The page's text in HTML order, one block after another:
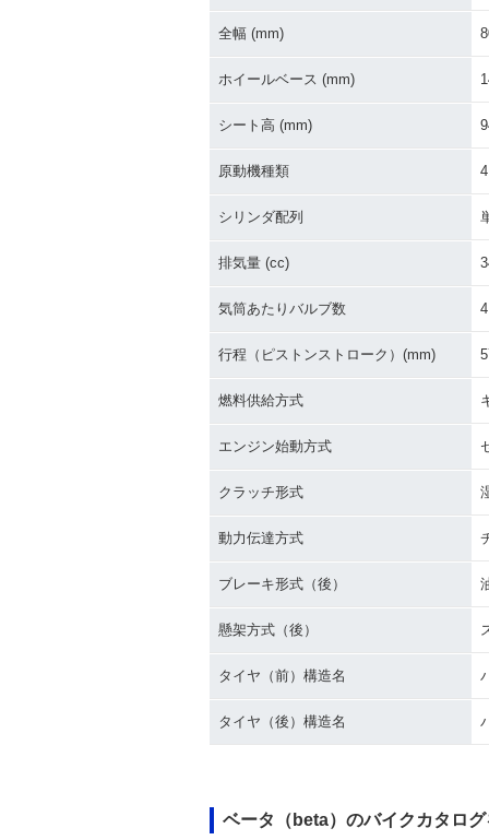
全幅 (mm)
ホイールベース (mm)
シート高 (mm)
原動機種類
シリンダ配列
排気量 (cc)
気筒あたりバルブ数 4
行程（ピストンストローク）(mm)
燃料供給方式
エンジン始動方式
クラッチ形式
動力伝達方式
ブレーキ形式（後）
懸架方式（後）
タイヤ（前）構造名
タイヤ（後）構造名
ベータ（beta）のバイクカタロ